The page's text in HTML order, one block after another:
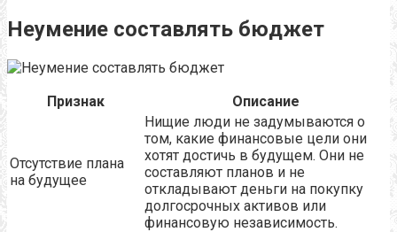
Неумение составлять бюджет
Признак Описание
Отсутствие плана
на будущее
Нищие люди не задумываются о
том, какие финансовые цели они
хотят достичь в будущем. Они не
составляют планов и не
откладывают деньги на покупку
долгосрочных активов или
финансовую независимость.